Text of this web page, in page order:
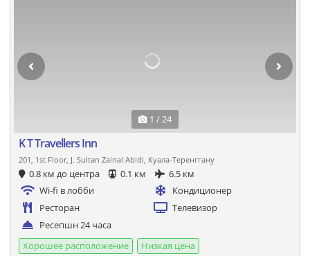
1 / 24
K T Travellers Inn
201, 1st Floor, J. Sultan Zainal Abidi, Куала-Теренггану
0.8 км до центра 0.1 км
6.5 км
Wi-fi в лобби
Кондиционер
Ресторан
Телевизор
Ресепшн 24 часа
Хорошее расположение
Низкая цена